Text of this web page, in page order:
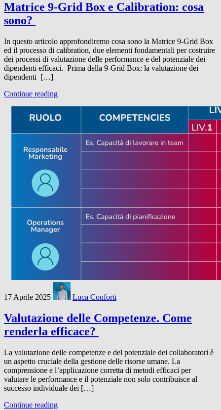
Matrice 9-Grid Box e Calibration: cosa
sono?
In questo articolo approfondiremo cosa sono la Matrice 9-Grid Box
ed il processo di calibration, due elementi fondamentali per costruire
dei processi di valutazione delle performance e del potenziale dei
dipendenti efficaci. Prima della 9-Grid Box: la valutazione dei
dipendenti […]
Continue reading
17 Aprile 2025 Luca Conforti
Valutazione delle Competenze. Come
renderla efficace?
La valutazione delle competenze e del potenziale dei collaboratori è
un aspetto cruciale della gestione delle risorse umane. La
comprensione e l’applicazione corretta di metodi efficaci per
valutare le performance e il potenziale non solo contribuisce al
successo individuale dei […]
Continue reading